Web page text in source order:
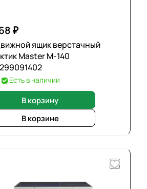
₽
ящик верстачный
Master M-140
Есть в наличии
В корзину
В корзине